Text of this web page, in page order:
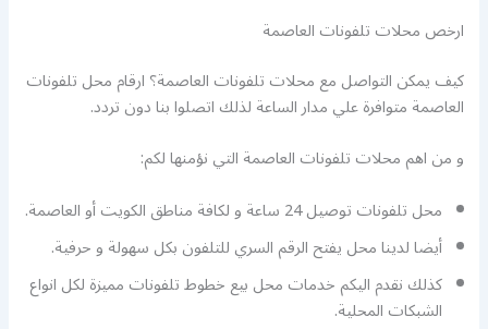
ارخص محلات تلفونات العاصمة
كيف يمكن التواصل مع محلات تلفونات العاصمة؟ ارقام محل تلفونات
العاصمة متوافرة علي مدار الساعة لذلك اتصلوا بنا دون تردد.
و من اهم محلات تلفونات العاصمة التي نؤمنها لكم:
محل تلفونات توصيل 24 ساعة و لكافة مناطق الكويت أو العاصمة.
أيضا لدينا محل يفتح الرقم السري للتلفون بكل سهولة و حرفية.
كذلك نقدم اليكم خدمات محل بيع خطوط تلفونات مميزة لكل انواع
الشبكات المحلية.